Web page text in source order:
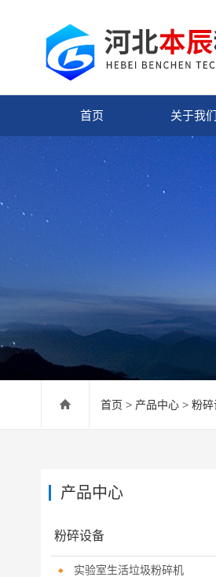
首页 关于我们
首页 > 产品中心 > 粉碎
产品中心
粉碎设备
实验室生活垃圾粉碎机